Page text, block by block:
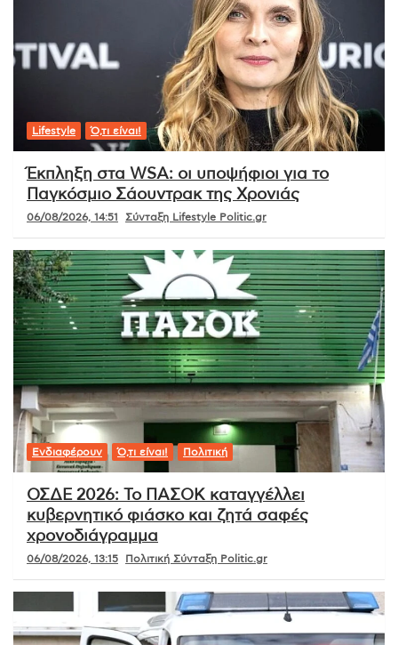
Lifestyle Ό,τι είναι!
Έκπληξη στα WSA: οι υποψήφιοι για το
Παγκόσμιο Σάουντρακ της Χρονιάς
06/08/2026, 14:51 Σύνταξη Lifestyle Politic.gr
Ενδιαφέρουν Ό,τι είναι! Πολιτική
ΟΣΔΕ 2026: Το ΠΑΣΟΚ καταγγέλλει
κυβερνητικό φιάσκο και ζητά σαφές
χρονοδιάγραμμα
06/08/2026, 13:15 Πολιτική Σύνταξη Politic.gr